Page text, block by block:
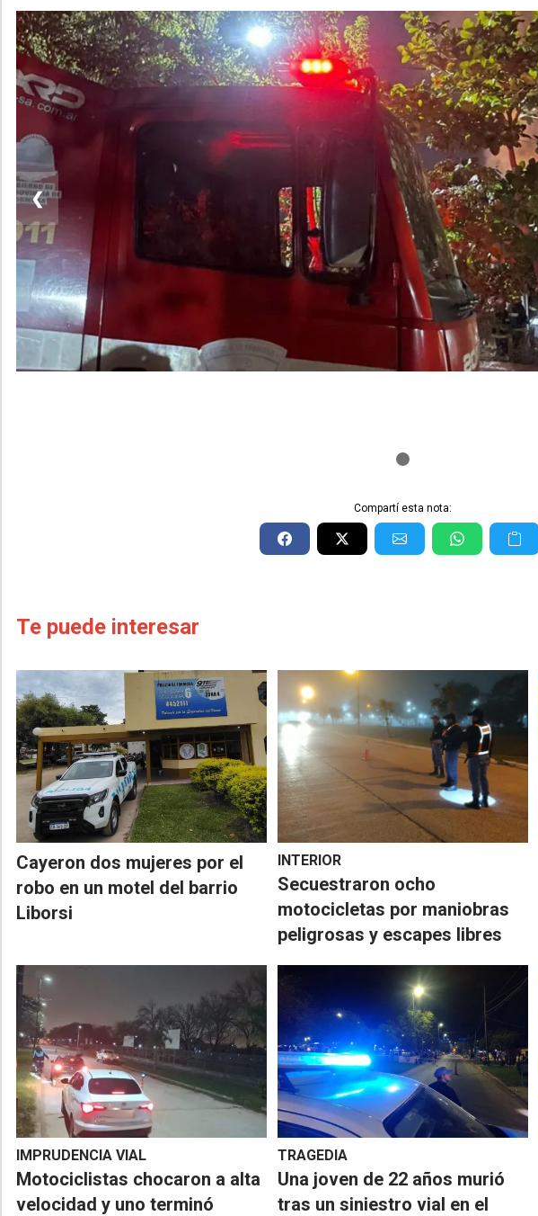
❮
Compartí esta nota:
Te puede interesar
Cayeron dos mujeres por el
robo en un motel del barrio
Liborsi
INTERIOR
Secuestraron ocho
motocicletas por maniobras
peligrosas y escapes libres
IMPRUDENCIA VIAL
Motociclistas chocaron a alta
velocidad y uno terminó
TRAGEDIA
Una joven de 22 años murió
tras un siniestro vial en el